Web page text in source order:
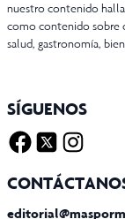
nuestro contenido
como contenido sobre
salud, gastronomía,
SÍGUENOS